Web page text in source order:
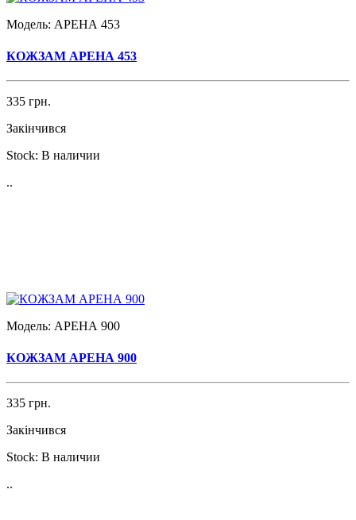
Модель: АРЕНА 453
КОЖЗАМ АРЕНА 453
335 грн.
Закінчився
Stock: В наличии
..
Модель: АРЕНА 900
КОЖЗАМ АРЕНА 900
335 грн.
Закінчився
Stock: В наличии
..